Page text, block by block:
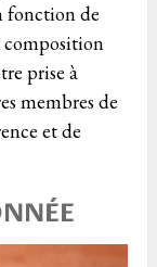
fonction de
composition
prise à
membres de
et de